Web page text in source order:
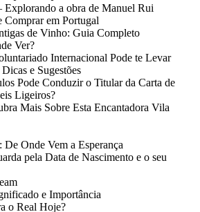
Explorando a obra de Manuel Rui
Comprar em Portugal
de Vinho: Guia Completo
Ver?
Internacional Pode te Levar
e Sugestões
Pode Conduzir o Titular da Carta de
Ligeiros?
Mais Sobre Esta Encantadora Vila
De Onde Vem a Esperança
pela Data de Nascimento e o seu
e Importância
o Real Hoje?